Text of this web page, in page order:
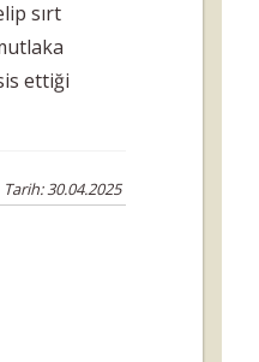
sırt
ettiği
Tarih: 30.04.2025